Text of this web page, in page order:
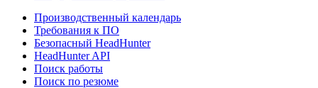
Производственный календарь
Требования к ПО
Безопасный HeadHunter
HeadHunter API
Поиск работы
Поиск по резюме